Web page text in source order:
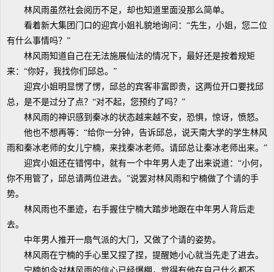
林风雨虽然社会阅历不足，却也知道里面没那么简单。
看着新大集团门口的迎宾小姐礼貌地询问：“先生，小姐，您二位
有什么事情吗？”
林风雨知道自己在无法施展仙法的情况下，最好还是按着规矩
来：“你好，我找你们邱总。”
迎宾小姐明显愣了愣，邱总的宾客非富即贵，这两位开口要找邱
总，是不是过分了点？“对不起，您预约了吗？”
林风雨的神识感到秦冰的状态越来越不安，恐惧，惊讶，愤怒。
他也不想再等：“给你一分钟，告诉邱总，说天南大学的学生林风
雨和秦冰老师的女儿宁楠，来找秦冰老师。请邱总让秦冰老师出来。”
迎宾小姐还在错愕中，就有一个中年男人走了出来说道：“小何，
你不用管了，邱总请两位进去。”说罢对林风雨和宁楠做了个请的手
势。
林风雨也不墨迹，右手握住宁楠大踏步地跟在中年男人背后走
去。
中年男人推开一扇气派的大门，又做了个请的姿势。
林风雨在宁楠的手心里又捏了捏，提醒她小心就当先走了进去。